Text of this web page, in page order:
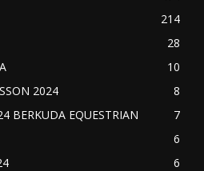
214
28
10
2024
8
BERKUDA EQUESTRIAN
7
6
6